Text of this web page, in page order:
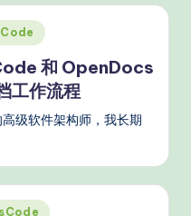
和 OpenDocs
工作流程
级软件架构师，我长期